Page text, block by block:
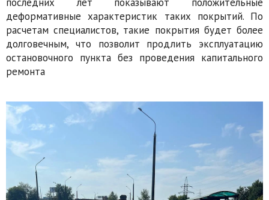
последних лет показывают положительные
деформативные характеристик таких покрытий. По
расчетам специалистов, такие покрытия будет более
долговечным, что позволит продлить эксплуатацию
остановочного пункта без проведения капитального
ремонта